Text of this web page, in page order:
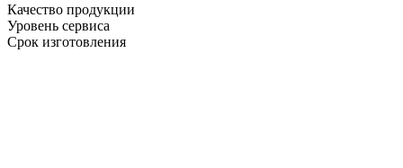
Качество продукции
Уровень сервиса
Срок изготовления